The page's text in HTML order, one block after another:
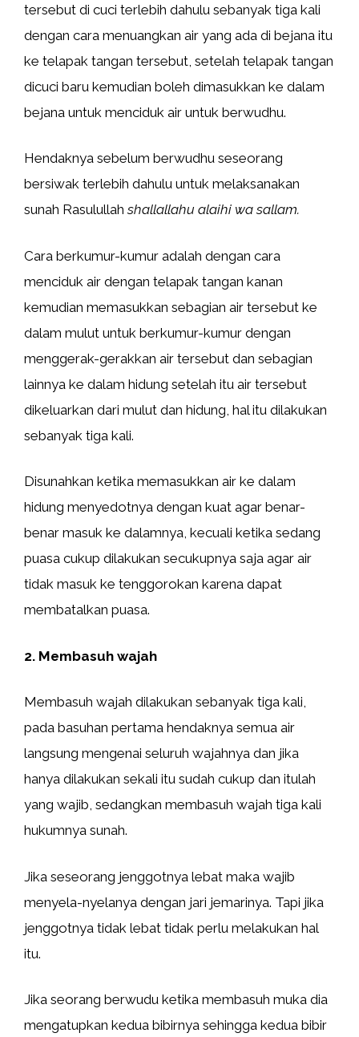
tersebut di cuci terlebih dahulu sebanyak tiga kali
dengan cara menuangkan air yang ada di bejana itu
ke telapak tangan tersebut, setelah telapak tangan
dicuci baru kemudian boleh dimasukkan ke dalam
bejana untuk menciduk air untuk berwudhu.
Hendaknya sebelum berwudhu seseorang
bersiwak terlebih dahulu untuk melaksanakan
sunah Rasulullahshallallahu alaihi wa sallam.
Cara berkumur-kumur adalah dengan cara
menciduk air dengan telapak tangan kanan
kemudian memasukkan sebagian air tersebut ke
dalam mulut untuk berkumur-kumur dengan
menggerak-gerakkan air tersebut dan sebagian
lainnya ke dalam hidung setelah itu air tersebut
dikeluarkan dari mulut dan hidung, hal itu dilakukan
sebanyak tiga kali.
Disunahkan ketika memasukkan air ke dalam
hidung menyedotnya dengan kuat agar benar-
benar masuk ke dalamnya, kecuali ketika sedang
puasa cukup dilakukan secukupnya saja agar air
tidak masuk ke tenggorokan karena dapat
membatalkan puasa.
2. Membasuh wajah
Membasuh wajah dilakukan sebanyak tiga kali,
pada basuhan pertama hendaknya semua air
langsung mengenai seluruh wajahnya dan jika
hanya dilakukan sekali itu sudah cukup dan itulah
yang wajib, sedangkan membasuh wajah tiga kali
hukumnya sunah.
Jika seseorang jenggotnya lebat maka wajib
menyela-nyelanya dengan jari jemarinya. Tapi jika
jenggotnya tidak lebat tidak perlu melakukan hal
itu.
Jika seorang berwudu ketika membasuh muka dia
mengatupkan kedua bibirnya sehingga kedua bibir